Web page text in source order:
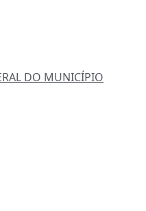
DO MUNICÍPIO